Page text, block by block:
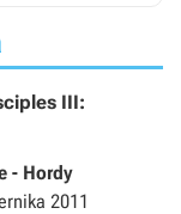
III:
- Hordy
2011